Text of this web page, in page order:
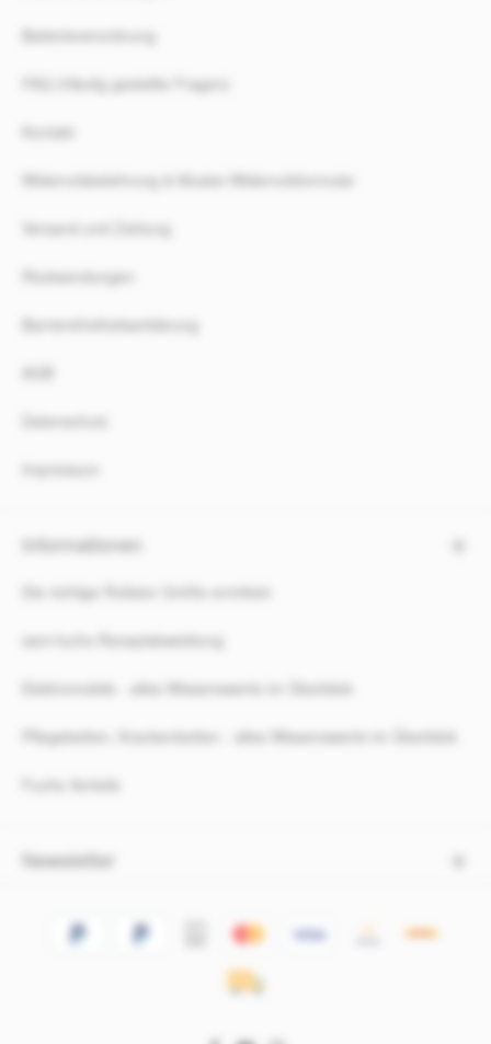
Batterieverordnung
FAQ (Häufig gestellte Fragen)
Kontakt
Widerrufsbelehrung & Muster-Widerrufsformular
Versand und Zahlung
Rücksendungen
Barrierefreiheitserklärung
Datenschutz
Impressum
Informationen
Die richtige Rollator Größe ermitteln
sani-fuchs Rezeptabwicklung
Elektromobile - alles Wissenswerte im Überblick
Pflegebetten, Krankenbetten - alles Wissenswerte im Überblick
Newsletter